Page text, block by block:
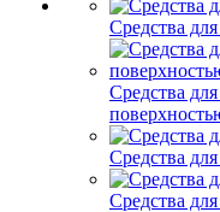
Средства
Средства
Средства
Средства